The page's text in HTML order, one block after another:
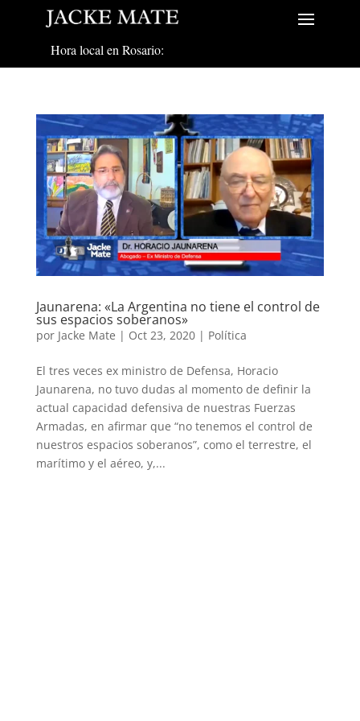
Hora local en Rosario:
Jaunarena: «La Argentina no tiene el control de
sus espacios soberanos»
por Jacke Mate | Oct 23, 2020| Política
El tres veces ex ministro de Defensa, Horacio
Jaunarena, no tuvo dudas al momento de definir la
actual capacidad defensiva de nuestras Fuerzas
Armadas, en afirmar que “no tenemos el control de
nuestros espacios soberanos”, como el terrestre, el
marítimo y el aéreo, y,...